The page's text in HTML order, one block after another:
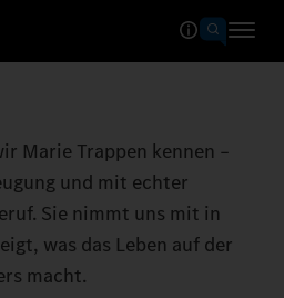
Marie Trappen kennen –
und mit echter
Sie nimmt uns mit in
was das Leben auf der
macht.